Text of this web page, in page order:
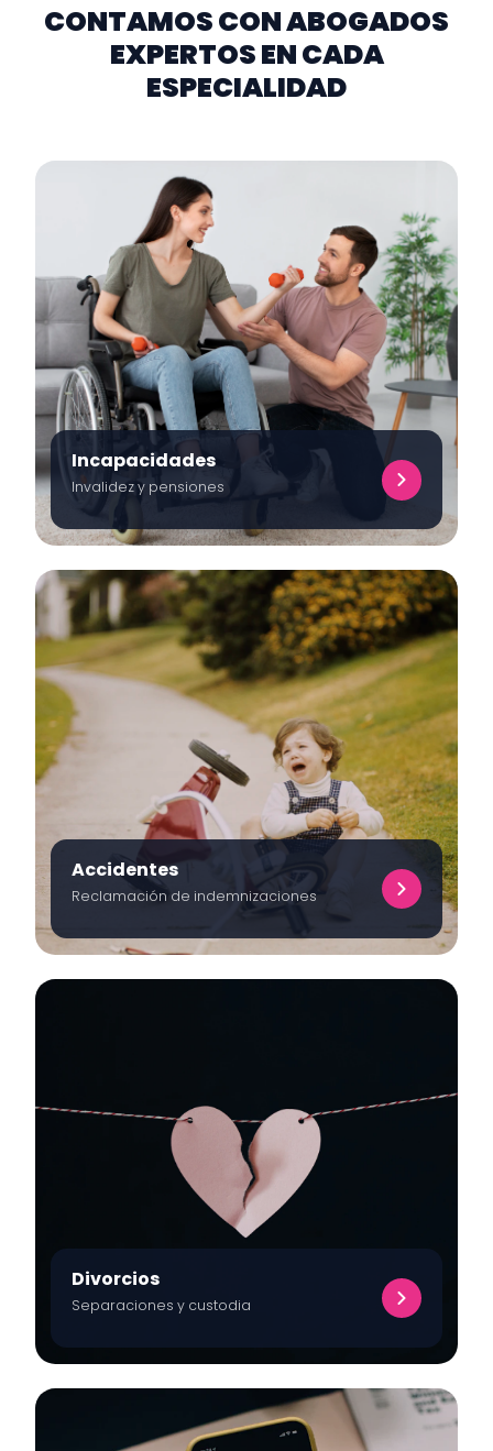
CONTAMOS CON ABOGADOS
EXPERTOS EN CADA
ESPECIALIDAD
Incapacidades
Invalidez y pensiones
Accidentes
Reclamación de indemnizaciones
Divorcios
Separaciones y custodia